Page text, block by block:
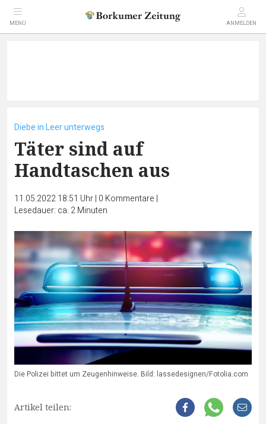
MENÜ ANMELDEN
Diebe in Leer unterwegs
Täter sind auf
Handtaschen aus
11.05.2022 18:51 Uhr| 0 Kommentare |
Lesedauer: ca. 2 Minuten
Die Polizei bittet um Zeugenhinweise. Bild: lassedesignen/Fotolia.com
Artikel teilen: